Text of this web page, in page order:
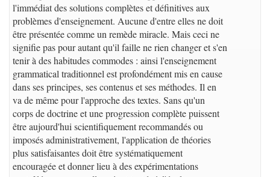
l'immédiat des solutions complètes et définitives aux
problèmes d'enseignement. Aucune d'entre elles ne doit
être présentée comme un remède miracle. Mais ceci ne
signifie pas pour autant qu'il faille ne rien changer et s'en
tenir à des habitudes commodes : ainsi l'enseignement
grammatical traditionnel est profondément mis en cause
dans ses principes, ses contenus et ses méthodes. Il en
va de même pour l'approche des textes. Sans qu'un
corps de doctrine et une progression complète puissent
être aujourd'hui scientifiquement recommandés ou
imposés administrativement, l'application de théories
plus satisfaisantes doit être systématiquement
encouragée et donner lieu à des expérimentations